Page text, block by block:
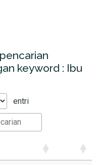
keyword : Ibu
entri